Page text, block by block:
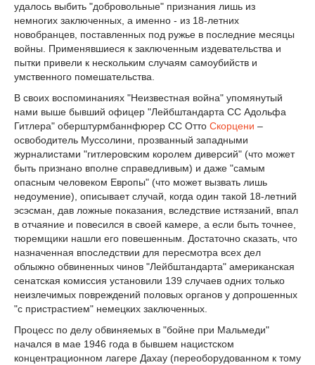
удалось выбить "добровольные" признания лишь из
немногих заключенных, а именно - из 18-летних
новобранцев, поставленных под ружье в последние месяцы
войны. Применявшиеся к заключенным издевательства и
пытки привели к нескольким случаям самоубийств и
умственного помешательства.
В своих воспоминаниях "Неизвестная война" упомянутый
нами выше бывший офицер "Лейбштандарта СС Адольфа
Гитлера" оберштурмбаннфюрер СС Отто Скорцени –
освободитель Муссолини, прозванный западными
журналистами "гитлеровским королем диверсий" (что может
быть признано вполне справедливым) и даже "самым
опасным человеком Европы" (что может вызвать лишь
недоумение), описывает случай, когда один такой 18-летний
эсэсман, дав ложные показания, вследствие истязаний, впал
в отчаяние и повесился в своей камере, а если быть точнее,
тюремщики нашли его повешенным. Достаточно сказать, что
назначенная впоследствии для пересмотра всех дел
облыжно обвиненных чинов "Лейбштандарта" американская
сенатская комиссия установили 139 случаев одних только
неизлечимых повреждений половых органов у допрошенных
"с пристрастием" немецких заключенных.
Процесс по делу обвиняемых в "бойне при Мальмеди"
начался в мае 1946 года в бывшем нацистском
концентрационном лагере Дахау (переоборудованном к тому